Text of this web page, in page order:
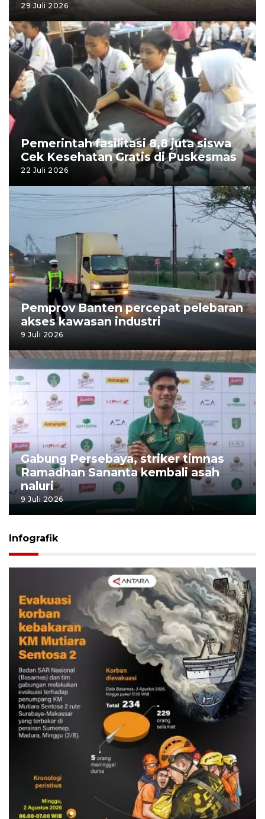
29 Juli 2026
Pemerintah fasilitasi 8,8 juta siswa
Cek Kesehatan Gratis di Puskesmas
22 Juli 2026
Pemprov Banten percepat pelebaran
akses kawasan industri
9 Juli 2026
Gabung Persebaya, striker timnas
Ramadhan Sananta kembali asah
naluri
9 Juli 2026
Infografik